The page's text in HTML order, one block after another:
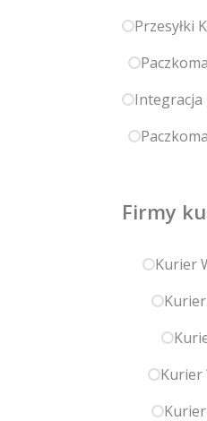
Przesyłki
Integracja
Firmy
Kurier
Kurier